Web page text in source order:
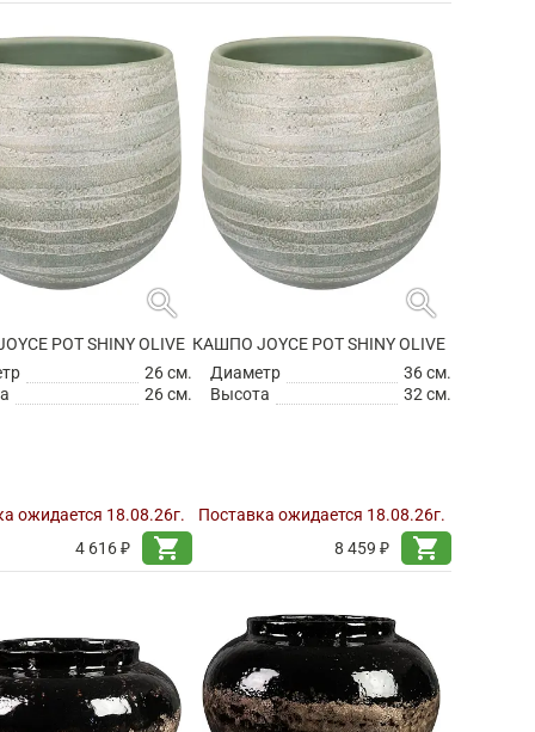
search
POT SHINY OLIVE
26 см.
26 см.
ожидается 18.08.26г.
4 616 ₽
shopping_cart
search
КАШПО JOYCE POT SHINY OLIVE
Диаметр
36 см.
Высота
32 см.
Поставка ожидается 18.08.26г.
8 459 ₽
shopping_cart